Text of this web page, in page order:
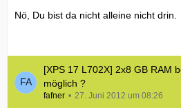
Nö, Du bist da nicht alleine nicht drin.
[XPS 17 L702X] 2x8 GB RAM
möglich ?
fafner 27. Juni 2012 um 08:26